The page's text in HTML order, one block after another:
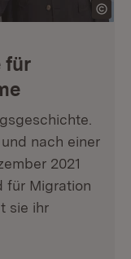
für
nach einer
2021
für Migration
sie ihr